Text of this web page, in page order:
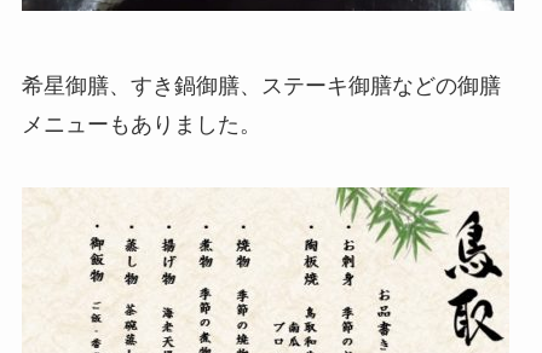
希星御膳、すき鍋御膳、ステーキ御膳などの御膳
メニューもありました。